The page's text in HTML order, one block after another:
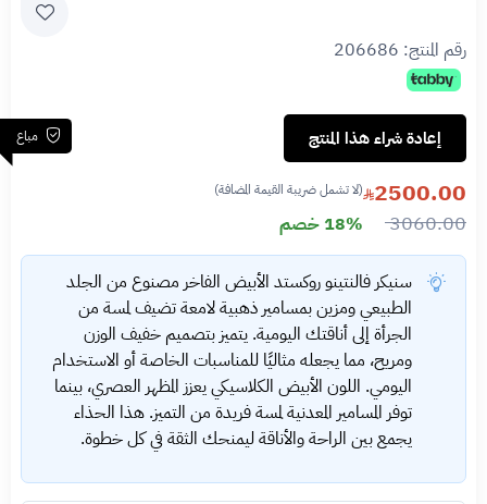
رقم المنتج: 206686
مباع إعادة شراء هذا المنتج
2500.00 (لا تشمل ضريبة القيمة المضافة)
3060.00 18% خصم
سنيكر فالنتينو روكستد الأبيض الفاخر مصنوع من الجلد
الطبيعي ومزين بمسامير ذهبية لامعة تضيف لمسة من
الجرأة إلى أناقتك اليومية. يتميز بتصميم خفيف الوزن
ومريح، مما يجعله مثاليًا للمناسبات الخاصة أو الاستخدام
اليومي. اللون الأبيض الكلاسيكي يعزز المظهر العصري، بينما
توفر المسامير المعدنية لمسة فريدة من التميز. هذا الحذاء
يجمع بين الراحة والأناقة ليمنحك الثقة في كل خطوة.